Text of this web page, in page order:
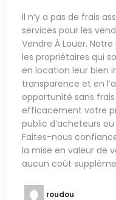
Il n’y a pas de frais
services pour les
Vendre À Louer.
les propriétaires qui
en location leur bien
transparence et en
opportunité sans
efficacement votre
public d’acheteurs
Faites-nous
la mise en valeur de
aucun coût
roudou